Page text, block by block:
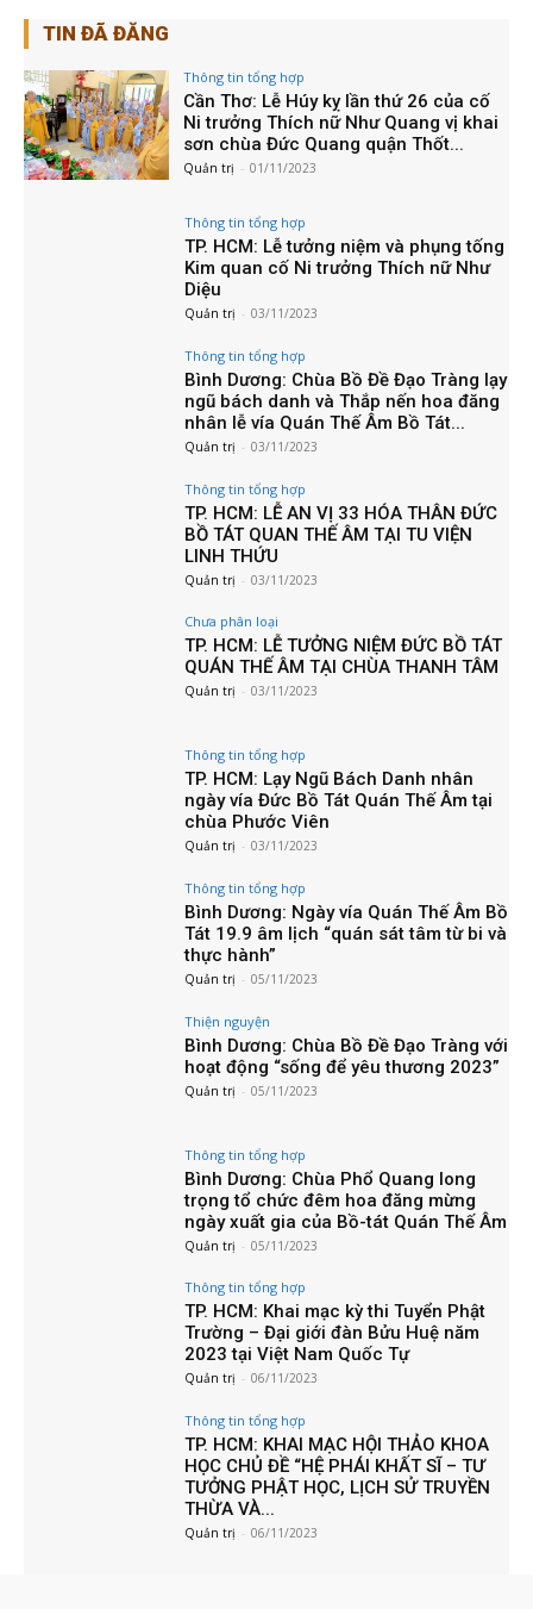
TIN ĐÃ ĐĂNG
Thông tin tổng hợp
Cần Thơ: Lễ Húy kỵ lần thứ 26 của cố
Ni trưởng Thích nữ Như Quang vị khai
sơn chùa Đức Quang quận Thốt...
Quản trị - 01/11/2023
Thông tin tổng hợp
TP. HCM: Lễ tưởng niệm và phụng tống
Kim quan cố Ni trưởng Thích nữ Như
Diệu
Quản trị - 03/11/2023
Thông tin tổng hợp
Bình Dương: Chùa Bồ Đề Đạo Tràng lạy
ngũ bách danh và Thắp nến hoa đăng
nhân lễ vía Quán Thế Âm Bồ Tát...
Quản trị - 03/11/2023
Thông tin tổng hợp
TP. HCM: LỄ AN VỊ 33 HÓA THÂN ĐỨC
BỒ TÁT QUAN THẾ ÂM TẠI TU VIỆN
LINH THỨU
Quản trị - 03/11/2023
Chưa phân loại
TP. HCM: LỄ TƯỞNG NIỆM ĐỨC BỒ TÁT
QUÁN THẾ ÂM TẠI CHÙA THANH TÂM
Quản trị - 03/11/2023
Thông tin tổng hợp
TP. HCM: Lạy Ngũ Bách Danh nhân
ngày vía Đức Bồ Tát Quán Thế Âm tại
chùa Phước Viên
Quản trị - 03/11/2023
Thông tin tổng hợp
Bình Dương: Ngày vía Quán Thế Âm Bồ
Tát 19.9 âm lịch “quán sát tâm từ bi và
thực hành”
Quản trị - 05/11/2023
Thiện nguyện
Bình Dương: Chùa Bồ Đề Đạo Tràng với
hoạt động “sống để yêu thương 2023”
Quản trị - 05/11/2023
Thông tin tổng hợp
Bình Dương: Chùa Phổ Quang long
trọng tổ chức đêm hoa đăng mừng
ngày xuất gia của Bồ-tát Quán Thế Âm
Quản trị - 05/11/2023
Thông tin tổng hợp
TP. HCM: Khai mạc kỳ thi Tuyển Phật
Trường – Đại giới đàn Bửu Huệ năm
2023 tại Việt Nam Quốc Tự
Quản trị - 06/11/2023
Thông tin tổng hợp
TP. HCM: KHAI MẠC HỘI THẢO KHOA
HỌC CHỦ ĐỀ “HỆ PHÁI KHẤT SĨ – TƯ
TƯỞNG PHẬT HỌC, LỊCH SỬ TRUYỀN
THỪA VÀ...
Quản trị - 06/11/2023